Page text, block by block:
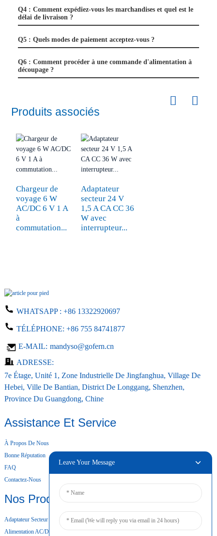
Q4 : Comment expédiez-vous les marchandises et quel est le
délai de livraison ?
Q5 : Quels modes de paiement acceptez-vous ?
Q6 : Comment procéder à une commande d'alimentation à
découpage ?
Produits associés
Chargeur de
voyage 6 W
AC/DC 6 V 1 A
à
commutation...
Adaptateur
secteur 24 V
1,5 A CA CC 36
W avec
interrupteur...
WHATSAPP : +86 13322920697
TÉLÉPHONE: +86 755 84741877
E-MAIL: mandyso@gofern.cn
ADRESSE:
7e Étage, Unité 1, Zone Industrielle De Jingfanghua, Village De
Hebei, Ville De Bantian, District De Longgang, Shenzhen,
Province Du Guangdong, Chine
Assistance Et Service
À Propos De Nous
Bonne Réputation
FAQ
Contactez-Nous
Nos Produits
Adaptateur Secteur De Bureau
Alimentation AC/DC
Leave Your Message